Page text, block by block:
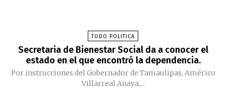
TODO POLITICA
Secretaria de Bienestar Social da a conocer el
estado en el que encontró la dependencia.
Por instrucciones del Gobernador de Tamaulipas, Américo
Villarreal Anaya,...